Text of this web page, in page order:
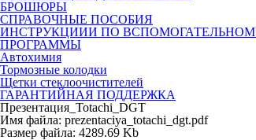
БРОШЮРЫ
СПРАВОЧНЫЕ ПОСОБИЯ
ИНСТРУКЦИИИ ПО
ПРОГРАММЫ
Автохимия
Тормозные колодки
Щетки стеклоочистителей
ГАРАНТИЙНАЯ ПОДДЕРЖКА
Презентация_Totachi_DGT
Имя файла: prezentaciya_totachi_dgt.pdf
Размер файла: 4289.69 Kb